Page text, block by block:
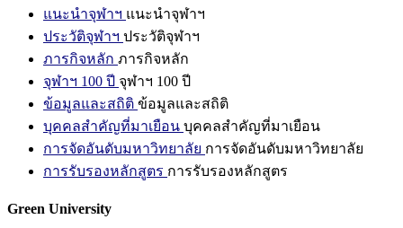
แนะนำจุฬาฯ แนะนำจุฬาฯ
ประวัติจุฬาฯ ประวัติจุฬาฯ
ภารกิจหลัก ภารกิจหลัก
จุฬาฯ 100 ปี จุฬาฯ 100 ปี
ข้อมูลและสถิติ ข้อมูลและสถิติ
บุคคลสำคัญที่มาเยือน บุคคลสำคัญที่มาเยือน
การจัดอันดับมหาวิทยาลัย การจัดอันดับมหาวิทยาลัย
การรับรองหลักสูตร การรับรองหลักสูตร
Green University